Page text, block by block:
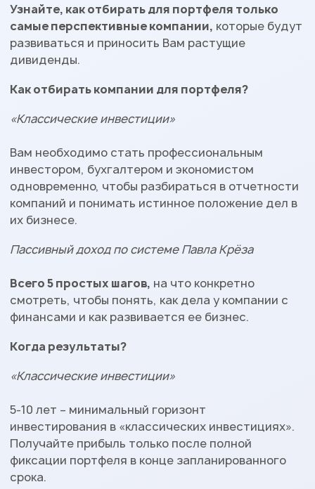
Узнайте, как отбирать для портфеля только
самые перспективные компании, которые будут
развиваться и приносить Вам растущие
дивиденды.
Как отбирать компании для портфеля?
«Классические инвестиции»
Вам необходимо стать профессиональным
инвестором, бухгалтером и экономистом
одновременно, чтобы разбираться в отчетности
компаний и понимать истинное положение дел в
их бизнесе.
Пассивный доход по системе Павла Крёза
Всего 5 простых шагов, на что конкретно
смотреть, чтобы понять, как дела у компании с
финансами и как развивается ее бизнес.
Когда результаты?
«Классические инвестиции»
5-10 лет – минимальный горизонт
инвестирования в «классических инвестициях».
Получайте прибыль только после полной
фиксации портфеля в конце запланированного
срока.